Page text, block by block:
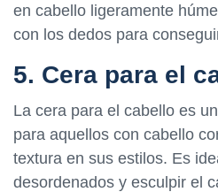
en cabello ligeramente
con los dedos para
5. Cera para el
La cera para el cabello es
para aquellos con cabello
textura en sus estilos. Es
desordenados y esculpir el